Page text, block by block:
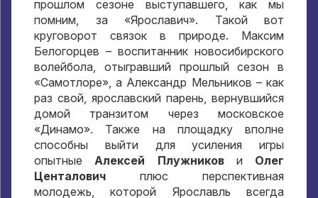
прошлом сезоне выступавшего, как мы
помним, за «Ярославич». Такой вот
круговорот связок в природе. Максим
Белогорцев – воспитанник новосибирского
волейбола, отыгравший прошлый сезон в
«Самотлоре», а Александр Мельников – как
раз свой, ярославский парень, вернувшийся
домой транзитом через московское
«Динамо». Также на площадку вполне
способны выйти для усиления игры
опытные Алексей Плужникови Олег
Центалович плюс перспективная
молодежь, которой Ярославль всегда